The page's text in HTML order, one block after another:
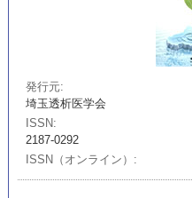
発行元
埼玉透析医学会
ISSN
2187-0292
ISSN（オンライン）